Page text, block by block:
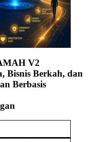
V2
Bisnis Berkah, dan
Berbasis